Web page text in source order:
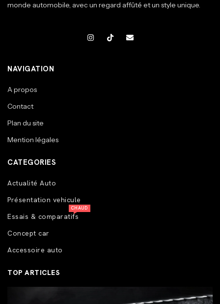
monde automobile, avec un regard affûté et un style unique.
NAVIGATION
A propos
Contact
Plan du site
Mention légales
CATEGORIES
Actualité Auto
Présentation vehicule
Essais & comparatifs
CHAUD
Concept car
Accessoire auto
TOP ARTICLES